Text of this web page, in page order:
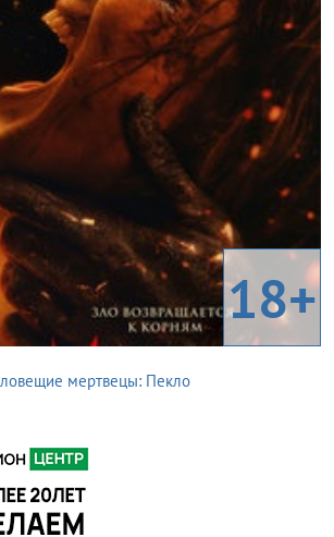
18+
мертвецы: Пекло